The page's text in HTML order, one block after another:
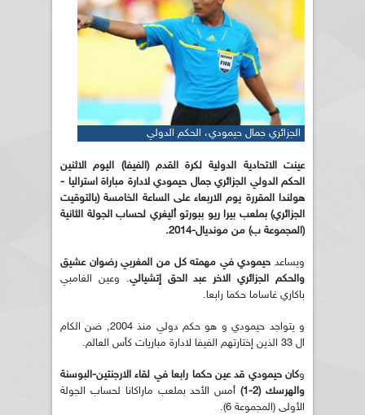
الجزائري جمال حيمودي، الحكم الدولي
عينت الاتحادية الدولية لكرة القدم (الفيفا) اليوم الاثنين
الحكم الدولي الجزائري جمال حيمودي لادارة مباراة استراليا -
هولندا المقررة يوم الاربعاء على الساعة الخامسة (بالتوقيت
الجزائري) بملعب بيرا ريو ببورتو أليغري لحساب الجولة الثانية
(المجموعة ب) من مونديال-2014.
ويساعد حيمودي في مهمته كل من المغربي رضوان عشيق
والحكم الجزائري الاخر عبد الحق إتشيالي. وعين الغامبي
باكاري غاساما حكما رابعا.
و يتواجد حيمودي و هو حكم دولي منذ 2004, ضن الكام
ال 33 الذين إختارتهم الفيفا لادارة مباريات كأس العالم.
وكان حيمودي قد عين حكما رابعا في لقاء الارجنتين-البوسنة
والهرسك (2-1)
أمس الأحد بملعب ماراكانا لحساب الجولة
الأولى (المجموعة 6).